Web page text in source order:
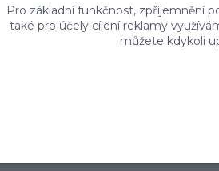
Komentáře 0
zlata ve tvaru pěticípé
ouška vaší princezny tak
dodáváme krabičku zdarma
Pro základní funkčnost, zpříjemnění
také pro účely cílení reklamy
můžete kdykoli